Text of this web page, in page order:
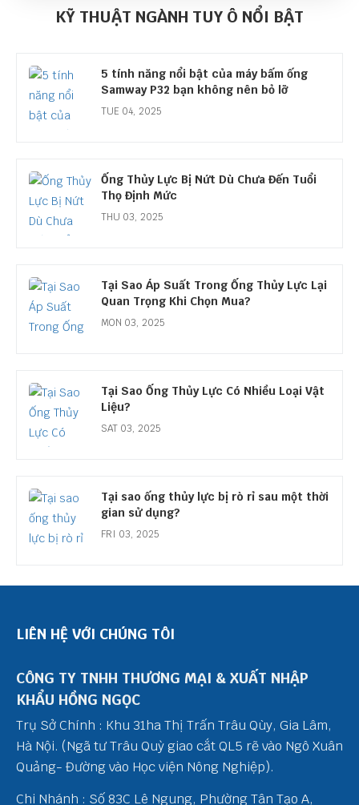
lực
MON 08, 2025
KỸ THUẬT NGÀNH TUY Ô NỔI BẬT
5 tính năng nổi bật của máy bấm ống
Samway P32 bạn không nên bỏ lỡ
TUE 04, 2025
Ống Thủy Lực Bị Nứt Dù Chưa Đến Tuổi
Thọ Định Mức
THU 03, 2025
Tại Sao Áp Suất Trong Ống Thủy Lực Lại
Quan Trọng Khi Chọn Mua?
MON 03, 2025
Tại Sao Ống Thủy Lực Có Nhiều Loại Vật
Liệu?
SAT 03, 2025
Tại sao ống thủy lực bị rò rỉ sau một thời
gian sử dụng?
FRI 03, 2025
LIÊN HỆ VỚI CHÚNG TÔI
CÔNG TY TNHH THƯƠNG MẠI & XUẤT NHẬP
KHẨU HỒNG NGỌC
Trụ Sở Chính : Khu 31ha Thị Trấn Trâu Qùy, Gia Lâm,
Hà Nội. (Ngã tư Trâu Quỳ giao cắt QL5 rẽ vào Ngô Xuân
Quảng- Đường vào Học viện Nông Nghiệp).
Chi Nhánh : Số 83C Lê Ngung, Phường Tân Tạo A,